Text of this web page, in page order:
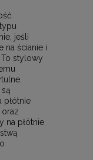
jeśli
na ścianie i
To stylowy
są
płótnie
oraz
na płótnie